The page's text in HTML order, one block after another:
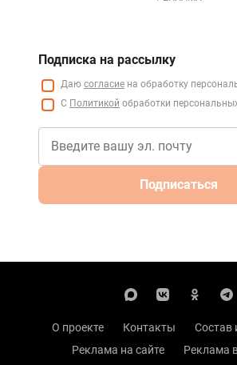
Подписка на рассылку
Даю согласие на обработку
С Политикой обработки
Подписаться
О проекте Контакты
Состав
Реклама на сайте
Реклама